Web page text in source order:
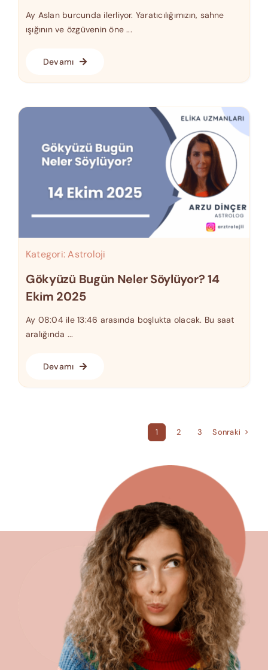
Ay Aslan burcunda ilerliyor. Yaratıcılığımızın, sahne
ışığının ve özgüvenin öne ...
Devamı
Kategori:Astroloji
Gökyüzü Bugün Neler Söylüyor? 14
Ekim 2025
Ay 08:04 ile 13:46 arasında boşlukta olacak. Bu saat
aralığında ...
Devamı
1 2 3 Sonraki